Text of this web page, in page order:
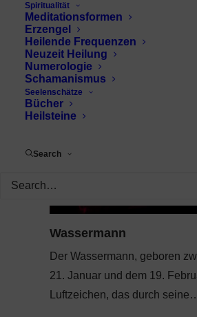
Spiritualität
Meditationsformen
Erzengel
Heilende Frequenzen
Neuzeit Heilung
Numerologie
Schamanismus
Seelenschätze
Bücher
Heilsteine
Search
Wassermann
Der Wassermann, geboren
21. Januar und dem 19.
Luftzeichen, das durch